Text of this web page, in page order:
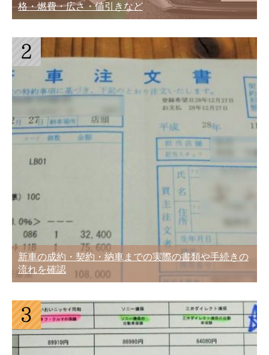
格・燃費・広さ・値引きなど
新車の成約・契約・納車までの実際の書類や手続きの
流れを確認